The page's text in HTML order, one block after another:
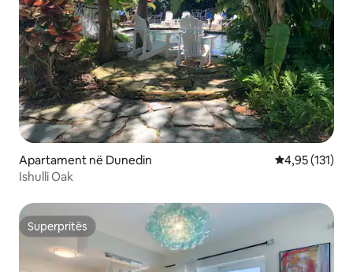
Apartament në Dunedin Vlerësimi
4,95 (131)
Ishulli Oak
Superpritës
Superpritës